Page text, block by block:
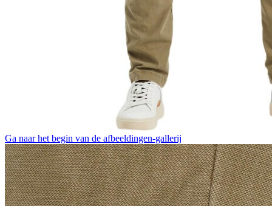
Ga naar het begin van de afbeeldingen-gallerij